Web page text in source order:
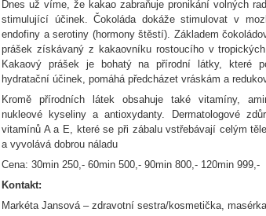
Dnes už víme, že kakao zabraňuje pronikání volných
stimulující účinek. Čokoláda dokáže stimulovat v
endofiny a serotiny (hormony štěstí). Základem
prášek získávaný z kakaovníku rostoucího v
Kakaový prášek je bohatý na přírodní látky, které
hydratační účinek, pomáhá předcházet vráskám a
Kromě přírodních látek obsahuje také vitamíny,
nukleové kyseliny a antioxydanty. Dermatologové
vitamínů A a E, které se při zábalu vstřebávají celým
a vyvolává dobrou náladu
Cena: 30min 250,- 60min 500,- 90min 800,- 120min 999,-
Kontakt:
Markéta Jansová – zdravotní sestra/kosmetička, masérka